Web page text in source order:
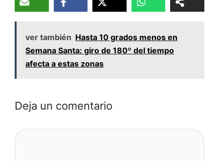
ver también Hasta 10 grados menos en
Semana Santa: giro de 180º del tiempo
afecta a estas zonas
Deja un comentario